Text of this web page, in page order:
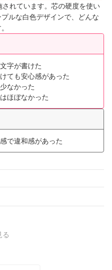
されています。芯の硬度を使い
ルな白色デザインで、どんな
字が書けた
ても安心感があった
なかった
ほぼなかった
で違和感があった
る